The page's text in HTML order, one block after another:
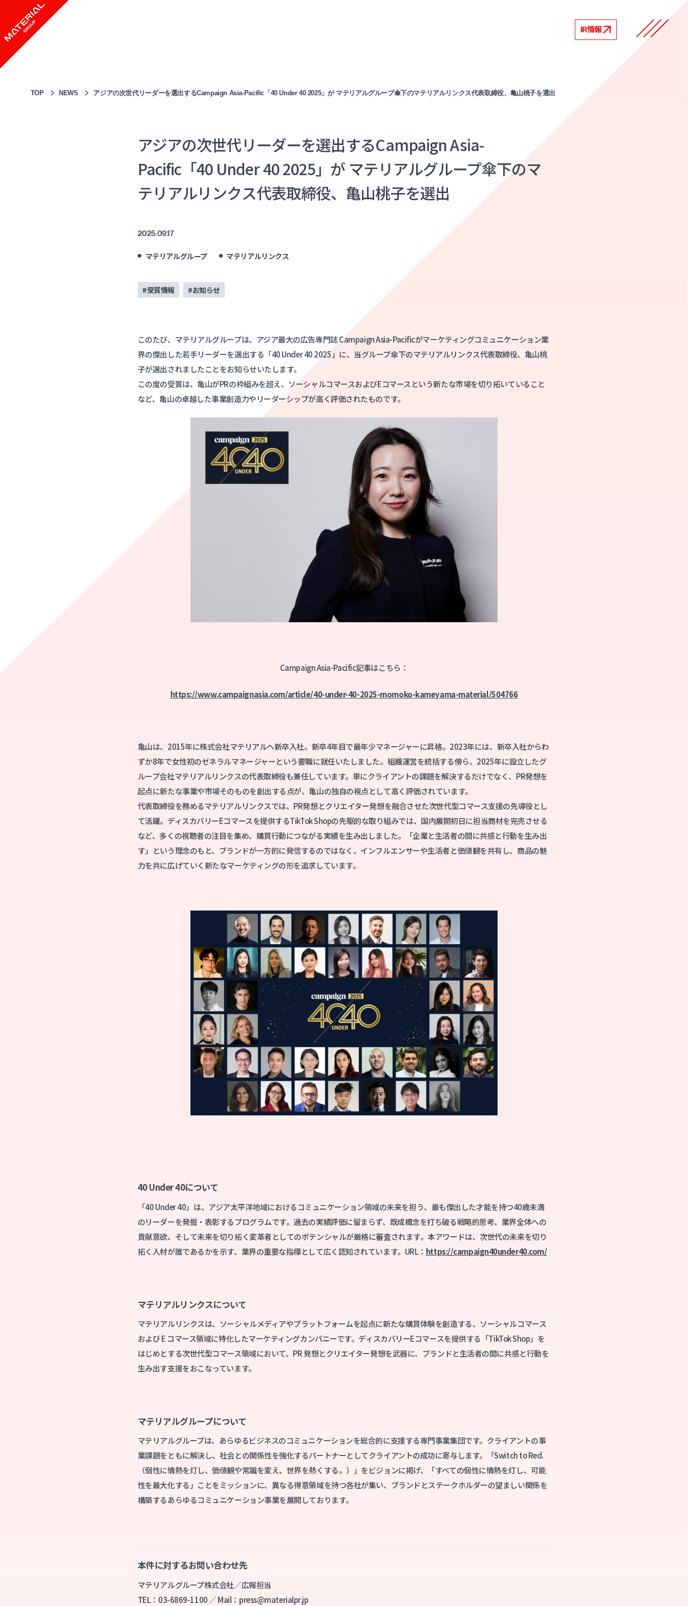
IR情報
TOP NEWS アジアの次世代リーダーを選出するCampaign Asia-Pacific「40 Under 40 2025」が マテリアルグループ傘下のマテリアルリンクス代表取締役、亀山桃子を選出
アジアの次世代リーダーを選出するCampaign Asia-
Pacific「40 Under 40 2025」が マテリアルグループ傘下のマ
テリアルリンクス代表取締役、亀山桃子を選出
2025.09.17
マテリアルグループ マテリアルリンクス
#受賞情報 #お知らせ
このたび、マテリアルグループは、アジア最大の広告専門誌 Campaign Asia-Pacificがマーケティングコミュニケーション業
界の傑出した若手リーダーを選出する「40 Under 40 2025」に、当グループ傘下のマテリアルリンクス代表取締役、亀山桃
子が選出されましたことをお知らせいたします。
この度の受賞は、亀山がPRの枠組みを超え、ソーシャルコマースおよびEコマースという新たな市場を切り拓いていること
など、亀山の卓越した事業創造力やリーダーシップが高く評価されたものです。
Campaign Asia-Pacific記事はこちら：
https://www.campaignasia.com/article/40-under-40-2025-momoko-kameyama-material/504766
亀山は、2015年に株式会社マテリアルへ新卒入社。新卒4年目で最年少マネージャーに昇格。2023年には、新卒入社からわ
ずか8年で女性初のゼネラルマネージャーという要職に就任いたしました。組織運営を統括する傍ら、2025年に設立したグ
ループ会社マテリアルリンクスの代表取締役も兼任しています。単にクライアントの課題を解決するだけでなく、PR発想を
起点に新たな事業や市場そのものを創出する点が、亀山の独自の視点として高く評価されています。
代表取締役を務めるマテリアルリンクスでは、PR発想とクリエイター発想を融合させた次世代型コマース支援の先導役とし
て活躍。ディスカバリーEコマースを提供するTikTok Shopの先駆的な取り組みでは、国内展開初日に担当商材を完売させる
など、多くの視聴者の注目を集め、購買行動につながる実績を生み出しました。「企業と生活者の間に共感と行動を生み出
す」という理念のもと、ブランドが一方的に発信するのではなく、インフルエンサーや生活者と価値観を共有し、商品の魅
力を共に広げていく新たなマーケティングの形を追求しています。
40 Under 40について
「40 Under 40」は、アジア太平洋地域におけるコミュニケーション領域の未来を担う、最も傑出した才能を持つ40歳未満
のリーダーを発掘・表彰するプログラムです。過去の実績評価に留まらず、既成概念を打ち破る戦略的思考、業界全体への
貢献意欲、そして未来を切り拓く変革者としてのポテンシャルが厳格に審査されます。本アワードは、次世代の未来を切り
拓く人材が誰であるかを示す、業界の重要な指標として広く認知されています。URL： https://campaign40under40.com/
マテリアルリンクスについて
マテリアルリンクスは、ソーシャルメディアやプラットフォームを起点に新たな購買体験を創造する、ソーシャルコマース
および E コマース領域に特化したマーケティングカンパニーです。ディスカバリーEコマースを提供する「TikTok Shop」を
はじめとする次世代型コマース領域において、PR 発想とクリエイター発想を武器に、ブランドと生活者の間に共感と行動を
生み出す支援をおこなっています。
マテリアルグループについて
マテリアルグループは、あらゆるビジネスのコミュニケーションを総合的に支援する専⾨事業集団です。クライアントの事
業課題をともに解決し、社会との関係性を強化するパートナーとしてクライアントの成功に寄与します。「Switch to Red.
（個性に情熱を灯し、価値観や常識を変え、世界を熱くする。）」をビジョンに掲げ、「すべての個性に情熱を灯し、可能
性を最⼤化する」ことをミッションに、異なる得意領域を持つ各社が集い、ブランドとステークホルダーの望ましい関係を
構築するあらゆるコミュニケーション事業を展開しております。
本件に対するお問い合わせ先
マテリアルグループ株式会社／広報担当
TEL：03-6869-1100 ／ Mail：press@materialpr.jp